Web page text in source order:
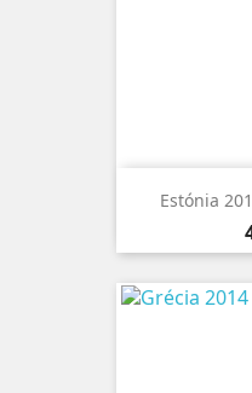
Estónia